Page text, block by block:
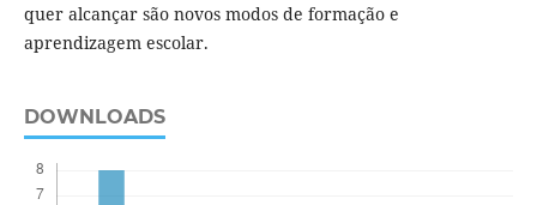
quer alcançar são novos modos de formação e
aprendizagem escolar.
DOWNLOADS